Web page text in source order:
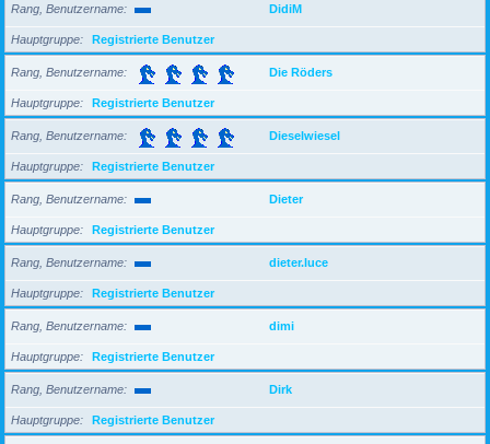
Rang, Benutzername DidiM
Hauptgruppe Registrierte Benutzer
Rang, Benutzername Die Röders
Hauptgruppe Registrierte Benutzer
Rang, Benutzername Dieselwiesel
Hauptgruppe Registrierte Benutzer
Rang, Benutzername Dieter
Hauptgruppe Registrierte Benutzer
Rang, Benutzername dieter.luce
Hauptgruppe Registrierte Benutzer
Rang, Benutzername dimi
Hauptgruppe Registrierte Benutzer
Rang, Benutzername Dirk
Hauptgruppe Registrierte Benutzer